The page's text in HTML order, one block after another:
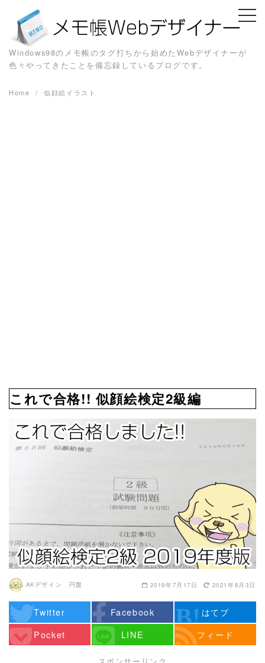
content
Windows98のメモ帳のタグ打ちから始めたWebデザイナーが
色々やってきたことを備忘録しているブログです。
Home 似顔絵イラスト
これで合格!! 似顔絵検定2級編
AKデザイン 円盤 2019年7月17日 2021年8月3日
Twitter Facebook
はてブ
Pocket
LINE フィード